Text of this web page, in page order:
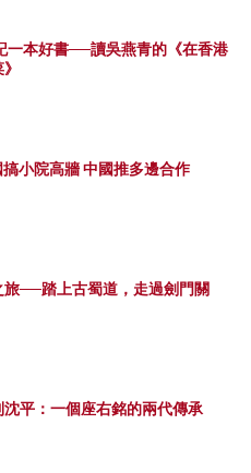
一本好書──讀吳燕青的《在香港
小院高牆 中國推多邊合作
旅──踏上古蜀道，走過劍門關
沈平：一個座右銘的兩代傳承